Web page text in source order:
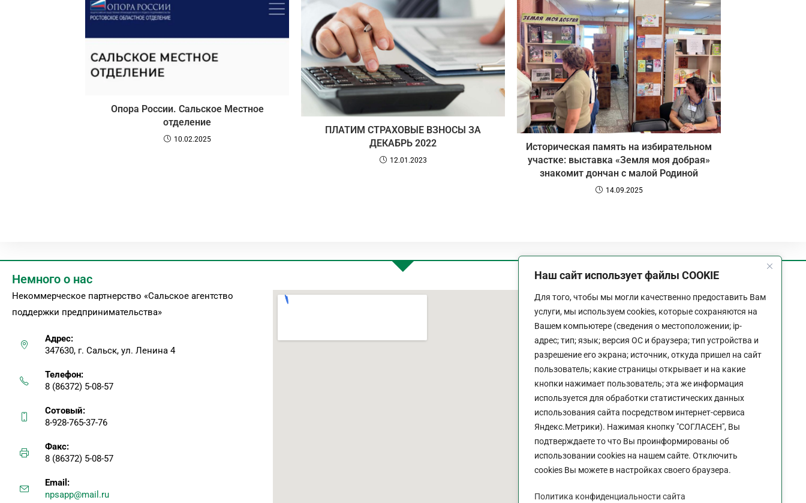
Наш сайт использует файлы COOKIE
Для того, чтобы мы могли качественно предоставить Вам
услуги, мы используем cookies, которые сохраняются на
Вашем компьютере (сведения о местоположении; ip-
адрес; тип; язык; версия ОС и браузера; тип устройства и
разрешение его экрана; источник, откуда пришел на сайт
пользователь; какие страницы открывает и на какие
кнопки нажимает пользователь; эта же информация
используется для обработки статистических данных
использования сайта посредством интернет-сервиса
Яндекс.Метрики). Нажимая кнопку "СОГЛАСЕН", Вы
подтверждаете то что Вы проинформированы об
использовании cookies на нашем сайте. Отключить
cookies Вы можете в настройках своего браузера.
Политика конфиденциальности сайта
Опора России. Сальское Местное
отделение
10.02.2025
ПЛАТИМ СТРАХОВЫЕ ВЗНОСЫ ЗА
ДЕКАБРЬ 2022
12.01.2023
Историческая память на избирательном
участке: выставка «Земля моя добрая»
знакомит дончан с малой Родиной
14.09.2025
Немного о нас
Некоммерческое партнерство «Сальское агентство
поддержки предпринимательства»
Адрес:
347630, г. Сальск, ул. Ленина 4
Телефон:
8 (86372) 5-08-57
Сотовый:
8-928-765-37-76
Факс:
8 (86372) 5-08-57
Email:
npsapp@mail.ru
График работы
9:00 - 18:00
Выходной:Сб - Вс
Политика конфиденциальности сайта